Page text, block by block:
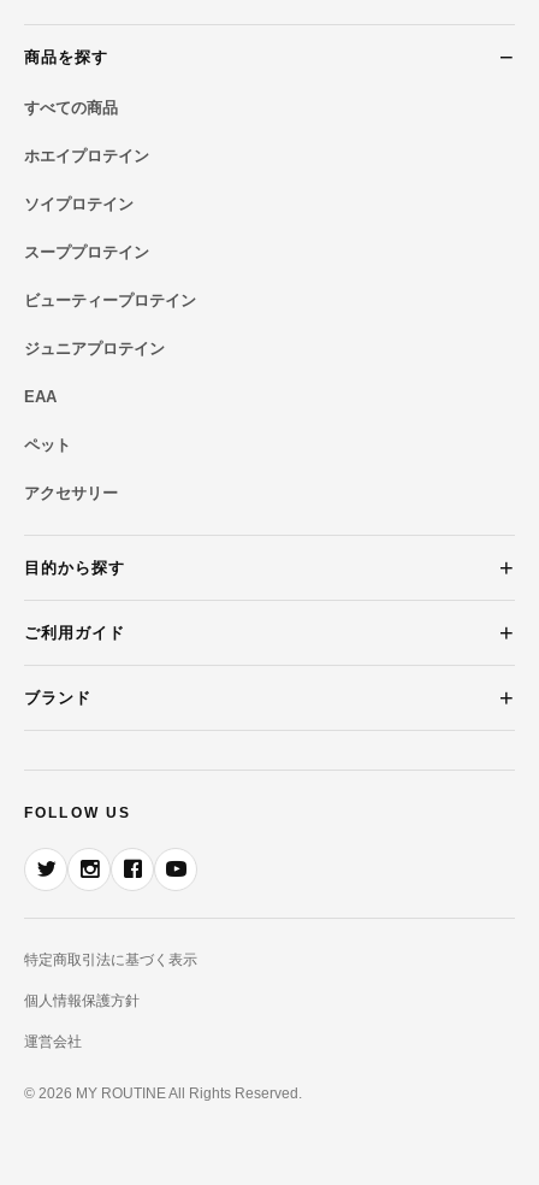
商品を探す
すべての商品
ホエイプロテイン
ソイプロテイン
スーププロテイン
ビューティープロテイン
ジュニアプロテイン
EAA
ペット
アクセサリー
目的から探す
ご利用ガイド
ブランド
FOLLOW US
特定商取引法に基づく表示
個人情報保護方針
運営会社
© 2026 MY ROUTINE All Rights Reserved.